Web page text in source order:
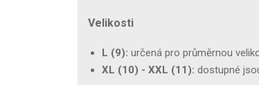
Velikosti
L (9): určená pro průměrnou
XL (10) - XXL (11): dostupné